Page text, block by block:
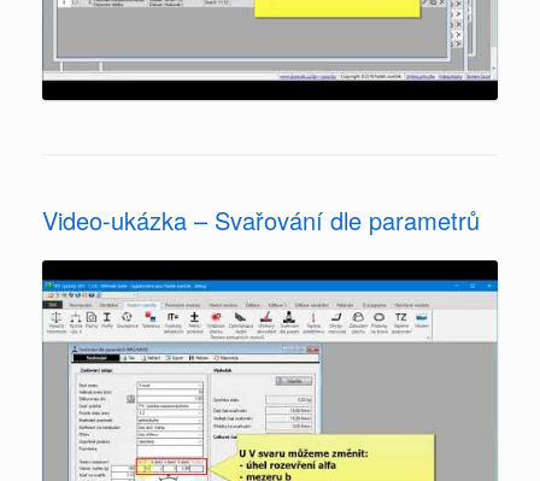
Video-ukázka – Svařování dle parametrů